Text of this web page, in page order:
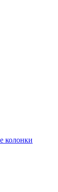
колонки